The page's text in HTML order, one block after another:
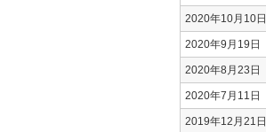
2020年10月10日
2020年9月19日
2020年8月23日
2020年7月11日
2019年12月21日